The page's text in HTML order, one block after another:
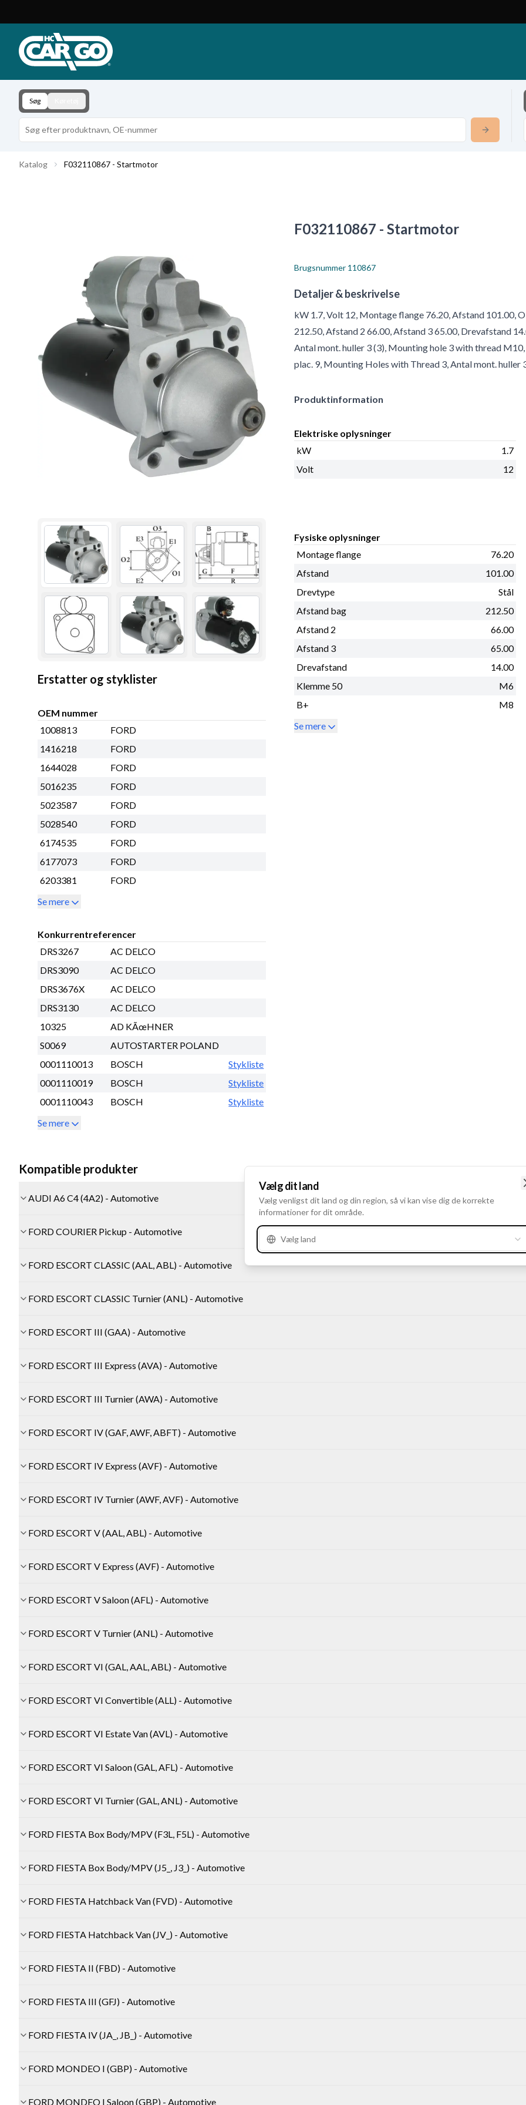
Download
Kontakt
Søg
Katalog F032110867 - Startmotor
Erstatter og styklister
OEM nummer
1008813
FORD
1416218
FORD
1644028
FORD
5016235
FORD
5023587
FORD
5028540
FORD
6174535
FORD
6177073
FORD
6203381
FORD
Se mere
Konkurrentreferencer
DRS3267
AC DELCO
DRS3090
AC DELCO
DRS3676X
AC DELCO
DRS3130
AC DELCO
10325
AD KÃœHNER
S0069
AUTOSTARTER POLAND
0001110013
BOSCH
Stykliste
0001110019
BOSCH
Stykliste
0001110043
BOSCH
Stykliste
Se mere
F032110867 - Startmotor
Brugsnummer 110867
Detaljer & beskrivelse
kW 1.7, Volt 12, Montage flange 76.20, Afstand 101.00,
212.50, Afstand 2 66.00, Afstand 3 65.00, Drevafstand
Antal mont. huller 3 (3), Mounting hole 3 with thread
plac. 9, Mounting Holes with Thread 3, Antal mont. huller
Produktinformation
Elektriske oplysninger
kW
1.7
Volt
12
Fysiske oplysninger
Montage flange
76.20
Afstand
101.00
Drevtype
Stål
Afstand bag
212.50
Afstand 2
66.00
Afstand 3
65.00
Drevafstand
14.00
Klemme 50
M6
B+
M8
Se mere
Kompatible produkter
AUDI A6 C4 (4A2) - Automotive
FORD COURIER Pickup - Automotive
FORD ESCORT CLASSIC (AAL, ABL) - Automotive
FORD ESCORT CLASSIC Turnier (ANL) - Automotive
FORD ESCORT III (GAA) - Automotive
FORD ESCORT III Express (AVA) - Automotive
FORD ESCORT III Turnier (AWA) - Automotive
FORD ESCORT IV (GAF, AWF, ABFT) - Automotive
FORD ESCORT IV Express (AVF) - Automotive
FORD ESCORT IV Turnier (AWF, AVF) - Automotive
FORD ESCORT V (AAL, ABL) - Automotive
FORD ESCORT V Express (AVF) - Automotive
FORD ESCORT V Saloon (AFL) - Automotive
FORD ESCORT V Turnier (ANL) - Automotive
FORD ESCORT VI (GAL, AAL, ABL) - Automotive
FORD ESCORT VI Convertible (ALL) - Automotive
FORD ESCORT VI Estate Van (AVL) - Automotive
FORD ESCORT VI Saloon (GAL, AFL) - Automotive
FORD ESCORT VI Turnier (GAL, ANL) - Automotive
FORD FIESTA Box Body/MPV (F3L, F5L) - Automotive
FORD FIESTA Box Body/MPV (J5_, J3_) - Automotive
FORD FIESTA Hatchback Van (FVD) - Automotive
FORD FIESTA Hatchback Van (JV_) - Automotive
FORD FIESTA II (FBD) - Automotive
FORD FIESTA III (GFJ) - Automotive
FORD FIESTA IV (JA_, JB_) - Automotive
FORD MONDEO I (GBP) - Automotive
FORD MONDEO I Saloon (GBP) - Automotive
Vælg dit land
Vælg venligst dit land og din region, så vi kan vise dig de korrekte
informationer for dit område.
Vælg land